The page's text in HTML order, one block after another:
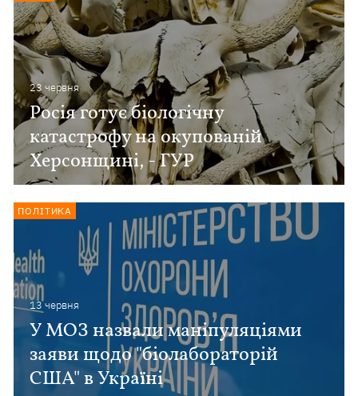
23 червня
Росія готує біологічну
катастрофу на окупованій
Херсонщині, - ГУР
13 червня
У МОЗ назвали маніпуляціями
заяви щодо "біолабораторій
США" в Україні
ПОЛІТИКА